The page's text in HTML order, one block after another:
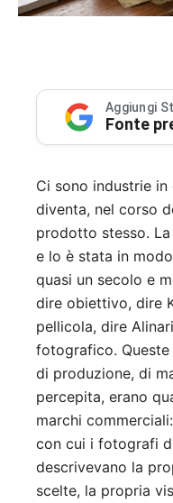
Aggiungi
Fonte
Ci sono industrie in
diventa, nel corso
prodotto stesso.
e lo è stata in
quasi un secolo e
dire obiettivo, dire
pellicola, dire
fotografico.
di produzione, di
percepita, erano
marchi
con cui i fotografi
descrivevano la
scelte, la propria